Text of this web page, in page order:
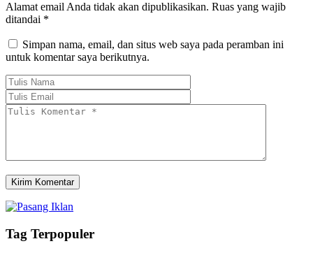
Alamat email Anda tidak akan dipublikasikan. Ruas yang wajib
ditandai *
Simpan nama, email, dan situs web saya pada peramban ini
untuk komentar saya berikutnya.
Tag Terpopuler